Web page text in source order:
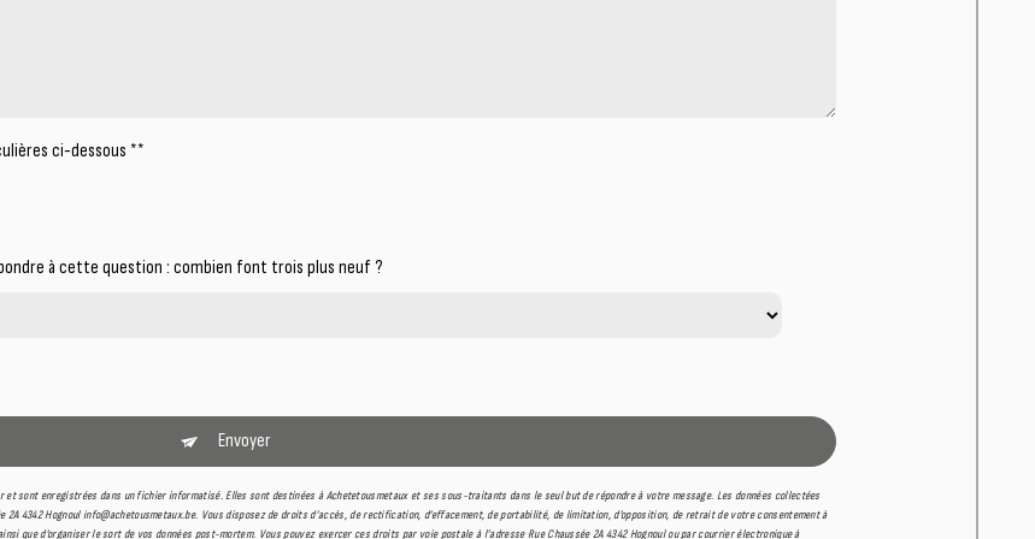
ci-dessous **
à cette question : combien font trois plus neuf ?
Envoyer
sont enregistrées dans un fichier informatisé. Elles sont destinées à Achetetousmetaux et ses sous-traitants dans le seul but de répondre à votre message. Les données collectées
4342 Hognoul info@achetousmetaux.be. Vous disposez de droits d’accès, de rectification, d’effacement, de portabilité, de limitation, d’opposition, de retrait de votre consentement à
que d’organiser le sort de vos données post-mortem. Vous pouvez exercer ces droits par voie postale à l'adresse Rue Chaussée 2A 4342 Hognoul ou par courrier électronique à